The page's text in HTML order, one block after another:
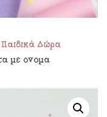
Παιδικά Δώρα
με όνομα